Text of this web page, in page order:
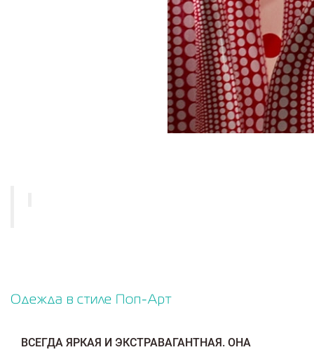
Одежда в стиле Поп-Арт
ВСЕГДА ЯРКАЯ И ЭКСТРАВАГАНТНАЯ. ОНА